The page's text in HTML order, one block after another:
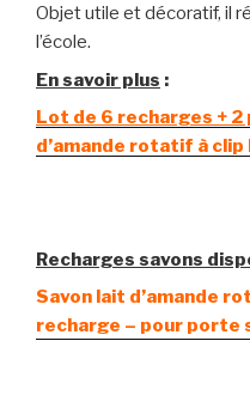
Objet utile et décoratif, il
l’école.
En savoir plus :
Lot de 6 recharges +
d’amande rotatif à clip
Recharges savons
Savon lait d’amande
recharge – pour porte